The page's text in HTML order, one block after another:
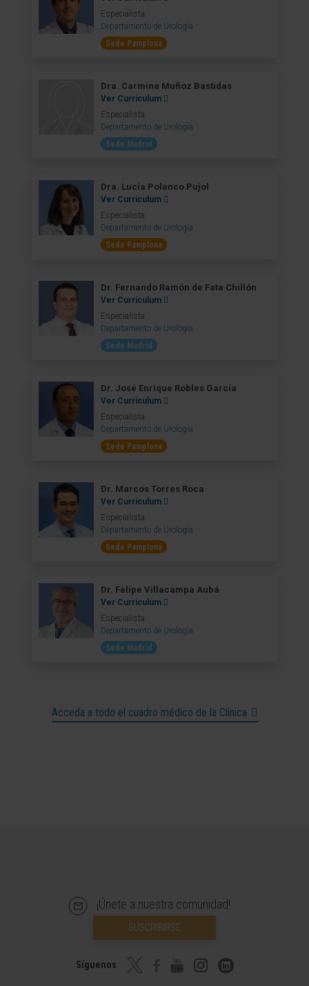
Especialista
Departamento de Urología
Sede Pamplona
Dra. Carmina Muñoz Bastidas
Ver Curriculum
Especialista
Departamento de Urología
Sede Madrid
Dra. Lucía Polanco Pujol
Ver Curriculum
Especialista
Departamento de Urología
Sede Pamplona
Dr. Fernando Ramón de Fata Chillón
Ver Curriculum
Especialista
Departamento de Urología
Sede Madrid
Dr. José Enrique Robles García
Ver Curriculum
Especialista
Departamento de Urología
Sede Pamplona
Dr. Marcos Torres Roca
Ver Curriculum
Especialista
Departamento de Urología
Sede Pamplona
Dr. Felipe Villacampa Aubá
Ver Curriculum
Especialista
Departamento de Urología
Sede Madrid
Acceda a todo el cuadro médico de la Clínica
¡Únete a nuestra comunidad!
SUSCRIBIRSE
Síguenos